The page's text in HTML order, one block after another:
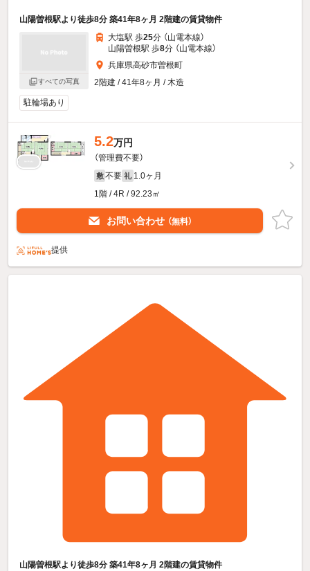
山陽曽根駅より徒歩8分 築41年8ヶ月 2階建の賃貸物件
すべての写真
大塩駅 歩25分 （山電本線）
山陽曽根駅 歩8分 （山電本線）
兵庫県高砂市曽根町
2階建 / 41年8ヶ月 / 木造
駐輪場あり
5.2万円
（管理費不要）
敷 不要 礼 1.0ヶ月
1階 / 4R / 92.23㎡
お問い合わせ （無料）
提供
山陽曽根駅より徒歩8分 築41年8ヶ月 2階建の賃貸物件